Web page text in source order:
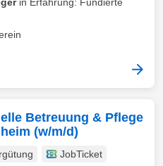
Betreuung & Pflege
(w/m/d)
JobTicket